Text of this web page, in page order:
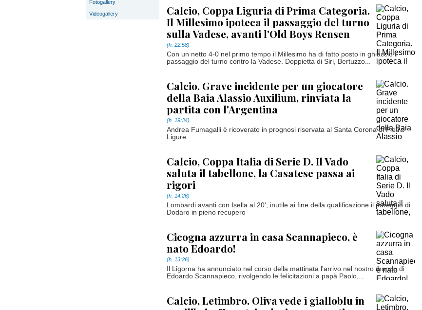
Fotogallery
Videogallery
Calcio, Coppa Liguria di Prima Categoria.
Il Millesimo ipoteca il passaggio del turno
sulla Vadese, avanti l'Old Boys Rensen
(h. 22:58)
Con un netto 4-0 nel primo tempo il Millesimo ha di fatto posto in ghiaccio il
passaggio del turno contro la Vadese. Doppietta di Siri, Bertuzzo...
Calcio. Grave incidente per un giocatore
della Baia Alassio Auxilium, rinviata la
partita con l'Argentina
(h. 19:34)
Andrea Fumagalli è ricoverato in prognosi riservata al Santa Corona di Pietra
Ligure
Calcio, Coppa Italia di Serie D. Il Vado
saluta il tabellone, la Casatese passa ai
rigori
(h. 14:26)
Lombardi avanti con Isella al 20', inutile ai fine della qualificazione il pareggio di
Dodaro in pieno recupero
Cicogna azzurra in casa Scannapieco, è
nato Edoardo!
(h. 13:26)
Il Ligorna ha annunciato nel corso della mattinata l'arrivo nel nostro mondo di
Edoardo Scannapieco, rivolgendo le felicitazioni a papà Paolo,...
Calcio, Letimbro. Oliva vede i gialloblu in